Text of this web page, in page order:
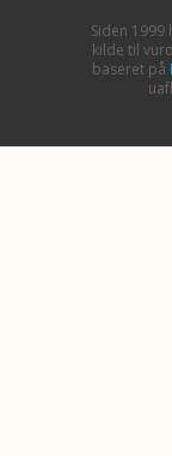
Siden
kilde til
baseret på